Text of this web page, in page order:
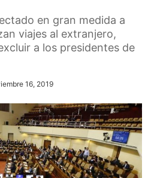
en gran medida a
viajes al extranjero,
a los presidentes de
16, 2019